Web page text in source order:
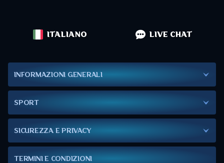
ITALIANO LIVE CHAT
INFORMAZIONI GENERALI
SPORT
SICUREZZA E PRIVACY
TERMINI E CONDIZIONI